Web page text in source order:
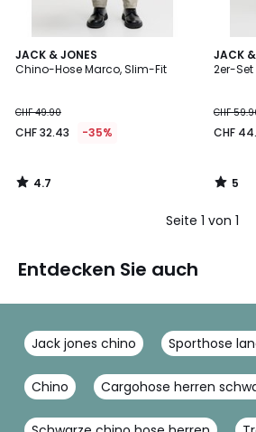
JACK & JONES
Chino-Hose Marco, Slim-Fit
CHF 49.90
CHF 32.43 -35%
4.7
/ 5
4.7
/
JACK
2er-
CHF
CHF
5
/
5
/
Seite 1 von 1
Entdecken Sie auch
Jack jones chino Sporthose
Chino Cargohose herren